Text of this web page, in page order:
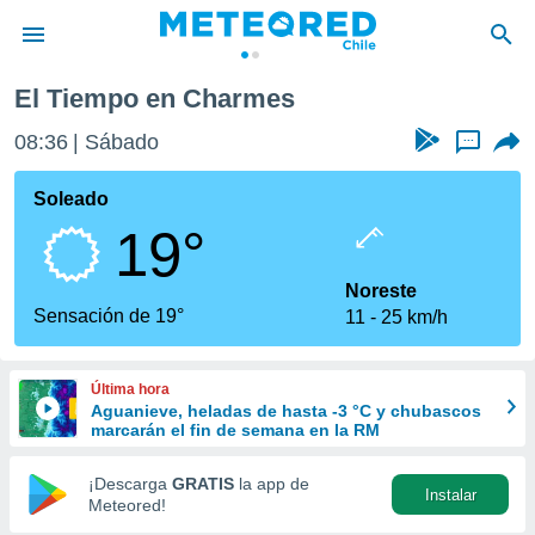
de
por
que se
calidad.
a este
las
y
forma
digital
basada
El Tiempo en Charmes
08:36 Sábado ...
Soleado
19°
Sensación de 19°
Noreste
11
25 km/h
Última hora
Aguanieve, heladas de hasta -3 °C y chubascos
marcarán el fin de semana en la RM
¡Descarga GRATIS la app de
Meteored!
Instalar